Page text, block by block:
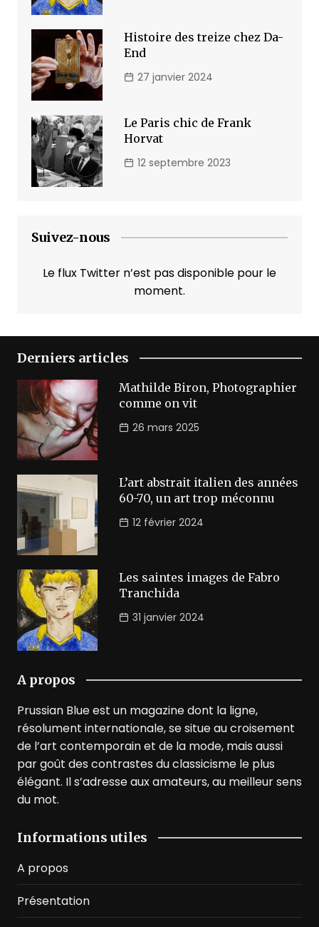
Histoire des treize chez Da-
End
27 janvier 2024
Le Paris chic de Frank
Horvat
12 septembre 2023
Suivez-nous
Le flux Twitter n’est pas disponible pour le
moment.
Derniers articles
Mathilde Biron, Photographier
comme on vit
26 mars 2025
L’art abstrait italien des années
60-70, un art trop méconnu
12 février 2024
Les saintes images de Fabro
Tranchida
31 janvier 2024
A propos
Prussian Blue est un magazine dont la ligne,
résolument internationale, se situe au croisement
de l’art contemporain et de la mode, mais aussi
par goût des contrastes du classicisme le plus
élégant. Il s’adresse aux amateurs, au meilleur sens
du mot.
Informations utiles
A propos
Présentation